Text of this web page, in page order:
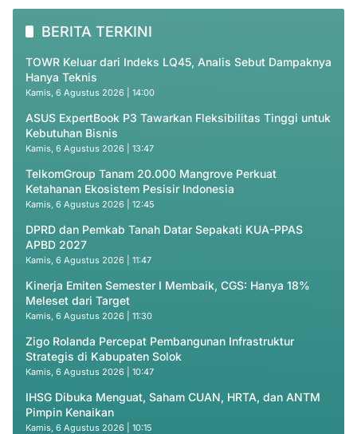
BERITA TERKINI
TOWR Keluar dari Indeks LQ45, Analis Sebut Dampaknya
Hanya Teknis
Kamis, 6 Agustus 2026 | 14:00
ASUS ExpertBook P3 Tawarkan Fleksibilitas Tinggi untuk
Kebutuhan Bisnis
Kamis, 6 Agustus 2026 | 13:47
TelkomGroup Tanam 20.000 Mangrove Perkuat
Ketahanan Ekosistem Pesisir Indonesia
Kamis, 6 Agustus 2026 | 12:45
DPRD dan Pemkab Tanah Datar Sepakati KUA-PPAS
APBD 2027
Kamis, 6 Agustus 2026 | 11:47
Kinerja Emiten Semester I Membaik, CGS: Hanya 18%
Meleset dari Target
Kamis, 6 Agustus 2026 | 11:30
Zigo Rolanda Percepat Pembangunan Infrastruktur
Strategis di Kabupaten Solok
Kamis, 6 Agustus 2026 | 10:47
IHSG Dibuka Menguat, Saham CUAN, HRTA, dan ANTM
Pimpin Kenaikan
Kamis, 6 Agustus 2026 | 10:15